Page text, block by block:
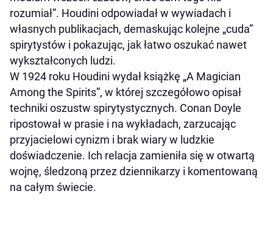
rozumiał”. Houdini odpowiadał w wywiadach i
własnych publikacjach, demaskując kolejne „cuda”
spirytystów i pokazując, jak łatwo oszukać nawet
wykształconych ludzi.
W 1924 roku Houdini wydał książkę „A Magician
Among the Spirits”, w której szczegółowo opisał
techniki oszustw spirytystycznych. Conan Doyle
ripostował w prasie i na wykładach, zarzucając
przyjacielowi cynizm i brak wiary w ludzkie
doświadczenie. Ich relacja zamieniła się w otwartą
wojnę, śledzoną przez dziennikarzy i komentowaną
na całym świecie.